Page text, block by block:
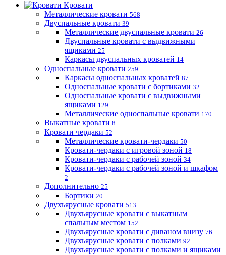
Кровати
Металлические кровати 568
Двуспальные кровати 39
Металлические двуспальные кровати 26
Двуспальные кровати с выдвижными
ящиками 25
Каркасы двуспальных кроватей 14
Односпальные кровати 259
Каркасы односпальных кроватей 87
Односпальные кровати с бортиками 32
Односпальные кровати с выдвижными
ящиками 129
Металлические односпальные кровати 170
Выкатные кровати 8
Кровати чердаки 52
Металлические кровати-чердаки 50
Кровати-чердаки с игровой зоной 18
Кровати-чердаки с рабочей зоной 34
Кровати-чердаки с рабочей зоной и шкафом
2
Дополнительно 25
Бортики 20
Двухъярусные кровати 513
Двухъярусные кровати с выкатным
спальным местом 152
Двухъярусные кровати с диваном внизу 76
Двухъярусные кровати с полками 92
Двухъярусные кровати с полками и ящиками